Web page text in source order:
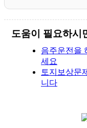
도움이 필요하시
음주운전을
세요
토지보상문
니다